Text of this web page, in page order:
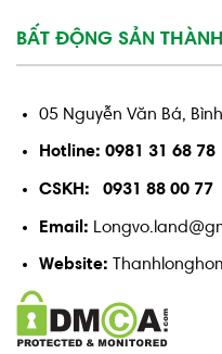
BẤT ĐỘNG SẢN
05 Nguyễn Văn Bá,
Hotline: 0981 31 68 78
CSKH: 0931 88 00 77
Email:
Website: